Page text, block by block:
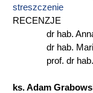
streszczenie
RECENZJE
dr hab. Anna
dr hab. Maria
prof. dr hab.
ks. Adam